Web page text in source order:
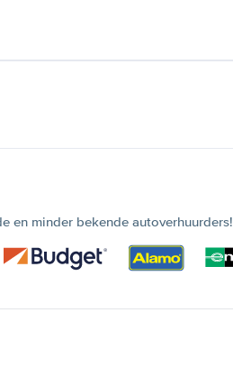
en minder bekende autoverhuurders!